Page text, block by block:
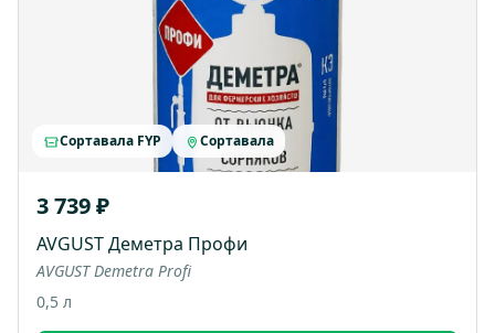
Сортавала FYP Сортавала
3 739 ₽
AVGUST Деметра Профи
AVGUST Demetra Profi
0,5 л